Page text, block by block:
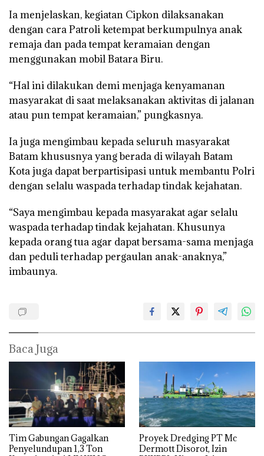
Ia menjelaskan, kegiatan Cipkon dilaksanakan
dengan cara Patroli ketempat berkumpulnya anak
remaja dan pada tempat keramaian dengan
menggunakan mobil Batara Biru.
“Hal ini dilakukan demi menjaga kenyamanan
masyarakat di saat melaksanakan aktivitas di jalanan
atau pun tempat keramaian,” pungkasnya.
Ia juga mengimbau kepada seluruh masyarakat
Batam khususnya yang berada di wilayah Batam
Kota juga dapat berpartisipasi untuk membantu Polri
dengan selalu waspada terhadap tindak kejahatan.
“Saya mengimbau kepada masyarakat agar selalu
waspada terhadap tindak kejahatan. Khusunya
kepada orang tua agar dapat bersama-sama menjaga
dan peduli terhadap pergaulan anak-anaknya,”
imbaunya.
Baca Juga
Tim Gabungan Gagalkan
Penyelundupan 1,3 Ton
Proyek Dredging PT Mc
Dermott Disorot, Izin